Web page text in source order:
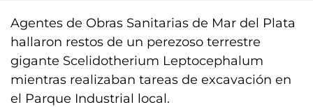
Agentes de Obras Sanitarias de Mar del Plata
hallaron restos de un perezoso terrestre
gigante Scelidotherium Leptocephalum
mientras realizaban tareas de excavación en
el Parque Industrial local.